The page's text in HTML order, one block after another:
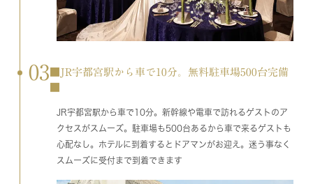
03 ■JR宇都宮駅から車で10分。無料駐車場500台完備
JR宇都宮駅から車で10分。新幹線や電車で訪れるゲストのア
クセスがスムーズ。駐車場も500台あるから車で来るゲストも
心配なし。ホテルに到着するとドアマンがお迎え。迷う事なく
スムーズに受付まで到着できます